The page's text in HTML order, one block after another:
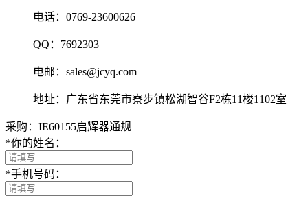
电话：0769-23600626
QQ：7692303
电邮：sales@jcyq.com
地址：广东省东莞市寮步镇松湖智谷F2栋11楼1102室
采购：IE60155启辉器通规
*你的姓名：
*手机号码：